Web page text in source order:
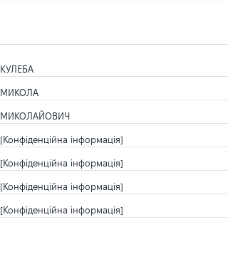
КУЛЕБА
МИКОЛА
МИКОЛАЙОВИЧ
[Конфіденційна інформація]
[Конфіденційна інформація]
[Конфіденційна інформація]
[Конфіденційна інформація]